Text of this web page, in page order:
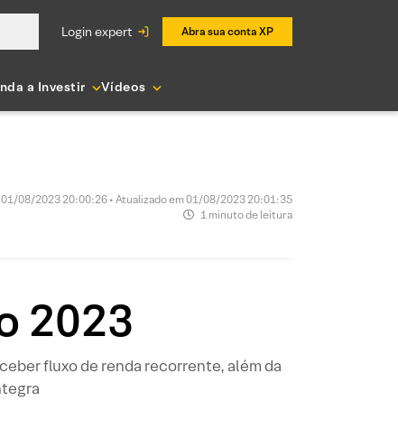
login expert Abra sua conta XP
a Investir Vídeos
01/08/2023 20:00:26 • Atualizado em 01/08/2023 20:01:35
1 minuto de leitura
2023
fluxo de renda recorrente, além da